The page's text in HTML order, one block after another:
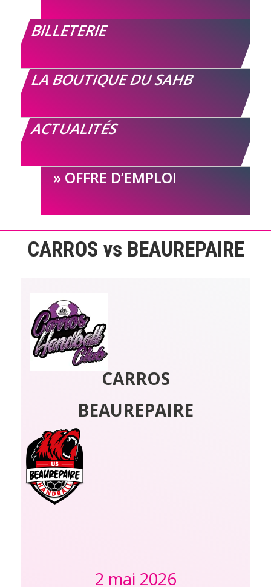
BILLETERIE
LA BOUTIQUE DU SAHB
ACTUALITÉS
OFFRE D’EMPLOI
CARROS vs BEAUREPAIRE
CARROS
BEAUREPAIRE
2 mai 2026